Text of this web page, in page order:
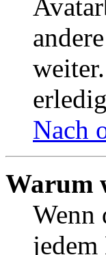
Nach
Warum
Wenn
jedem